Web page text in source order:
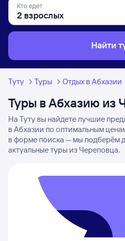
Кто едет
Найти
Туту Туры Отдых в Абхазии
Туры в Абхазию из
На Туту вы найдете лучшие
в Абхазии по оптимальным
в форме поиска — мы подберём
актуальные туры из Череповца.